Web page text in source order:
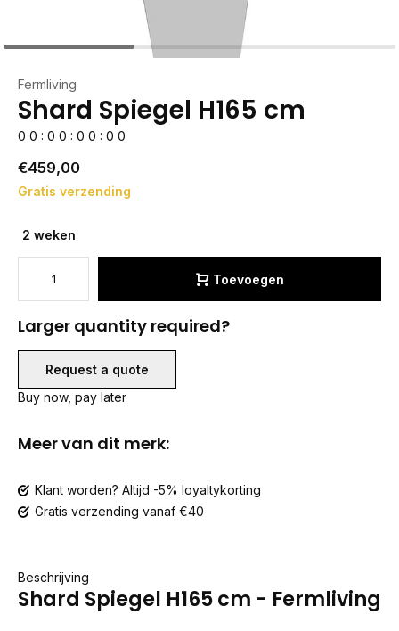
Fermliving
Shard Spiegel H165 cm
0 0 : 0 0 : 0 0 : 0 0
€459,00
Gratis verzending
2 weken
Toevoegen
Larger quantity required?
Request a quote
Buy now, pay later
Meer van dit merk:
Klant worden? Altijd -5% loyaltykorting
Gratis verzending vanaf €40
Beschrijving
Shard Spiegel H165 cm - Fermliving